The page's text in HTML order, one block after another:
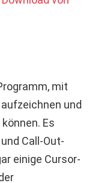
mit
und
Es
Call-Out-
einige Cursor-